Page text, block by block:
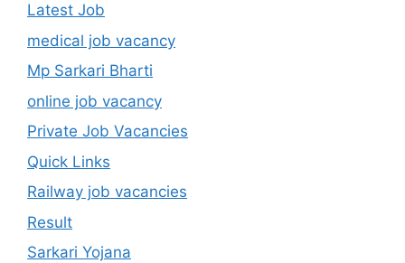
Latest Job
medical job vacancy
Mp Sarkari Bharti
online job vacancy
Private Job Vacancies
Quick Links
Railway job vacancies
Result
Sarkari Yojana